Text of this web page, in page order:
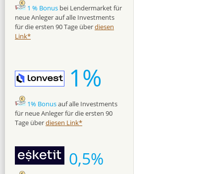
1 % Bonus bei Lendermarket für
neue Anleger auf alle Investments
für die ersten 90 Tage überdiesen
Link*
1%
1% Bonusauf alle Investments
für neue Anleger für die ersten 90
Tage überdiesen Link*
0,5%